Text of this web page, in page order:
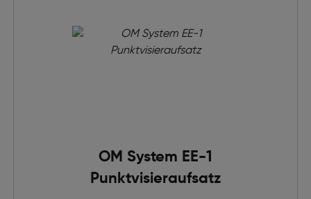
OM System EE-1
Punktvisieraufsatz